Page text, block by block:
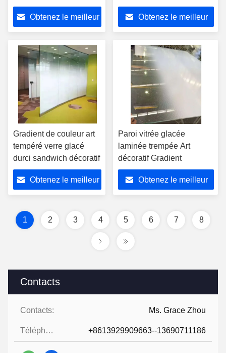
Contacts
Contacts: Ms. Grace Zhou
Téléphone: +8613929909663--13690711186
digitale
Obtenez le meilleur
pratique du verre gris-noir
fondu à chaud
Obtenez le meilleur
Gradient de couleur art
tempéré verre glacé
durci sandwich décoratif
Obtenez le meilleur
Paroi vitrée glacée
laminée trempée Art
décoratif Gradient
Obtenez le meilleur
1 2 3 4 5 6 7 8